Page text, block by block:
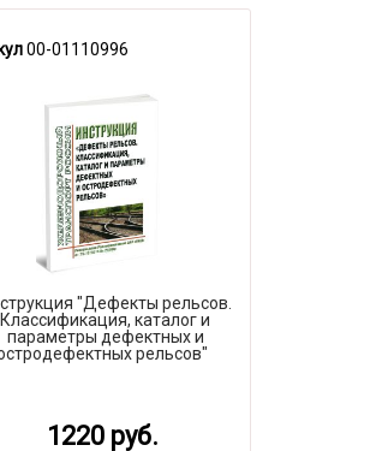
00-01110996
"Дефекты рельсов.
Классификация, каталог и
параметры дефектных и
рельсов"
1220 руб.